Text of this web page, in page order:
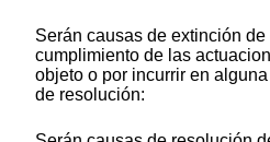
Serán causas de extinción de
cumplimiento de las
objeto o por incurrir en
de resolución: